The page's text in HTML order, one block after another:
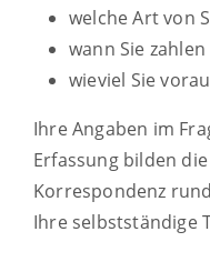
welche Art von
wann Sie
wieviel Sie
Ihre Angaben im
Erfassung bilden
Korrespondenz
Ihre selbstständige